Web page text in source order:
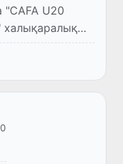
"CAFA U20
халықаралық
турда
ис...